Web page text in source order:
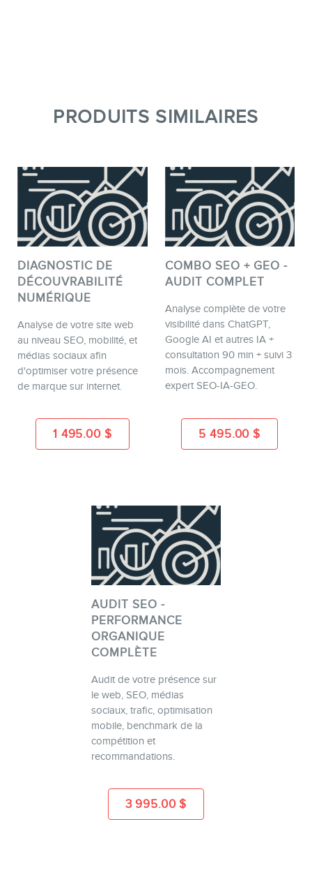
PRODUITS SIMILAIRES
DIAGNOSTIC DE
DÉCOUVRABILITÉ
NUMÉRIQUE
Analyse de votre site web
au niveau SEO, mobilité, et
médias sociaux afin
d'optimiser votre présence
de marque sur internet.
1 495.00 $
COMBO SEO + GEO -
AUDIT COMPLET
Analyse complète de votre
visibilité dans ChatGPT,
Google AI et autres IA +
consultation 90 min + suivi 3
mois. Accompagnement
expert SEO-IA-GEO.
5 495.00 $
AUDIT SEO -
PERFORMANCE
ORGANIQUE
COMPLÈTE
Audit de votre présence sur
le web, SEO, médias
sociaux, trafic, optimisation
mobile, benchmark de la
compétition et
recommandations.
3 995.00 $